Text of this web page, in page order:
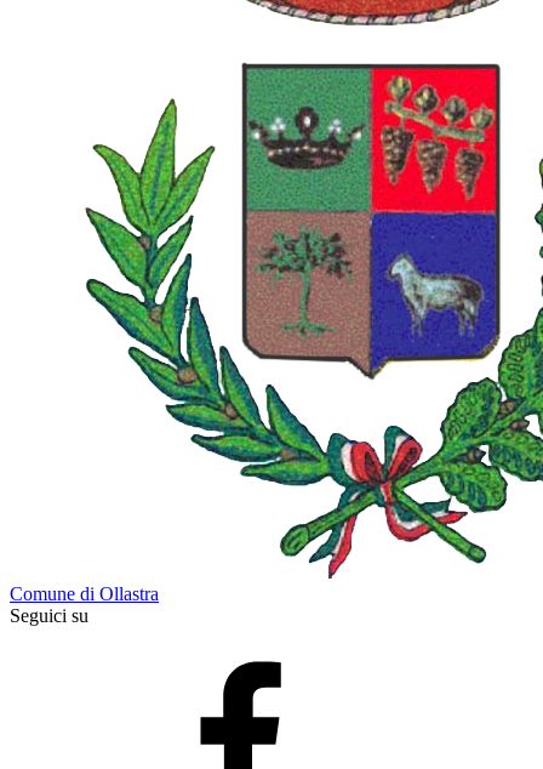
Comune di Ollastra
Seguici su